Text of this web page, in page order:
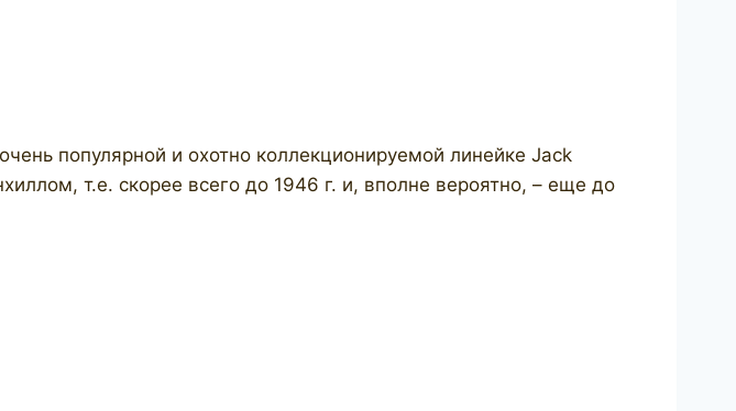
популярной и охотно коллекционируемой линейке Jack
т.е. скорее всего до 1946 г. и, вполне вероятно, – еще до